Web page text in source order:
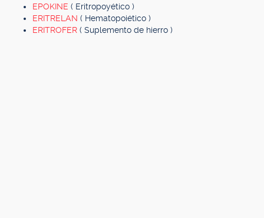
EPOKINE ( Eritropoyético )
ERITRELAN ( Hematopoiético )
ERITROFER ( Suplemento de hierro )